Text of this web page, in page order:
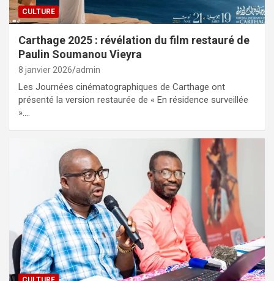
CULTURE
Carthage 2025 : révélation du film restauré de
Paulin Soumanou Vieyra
8 janvier 2026 admin
Les Journées cinématographiques de Carthage ont
présenté la version restaurée de « En résidence surveillée
».…